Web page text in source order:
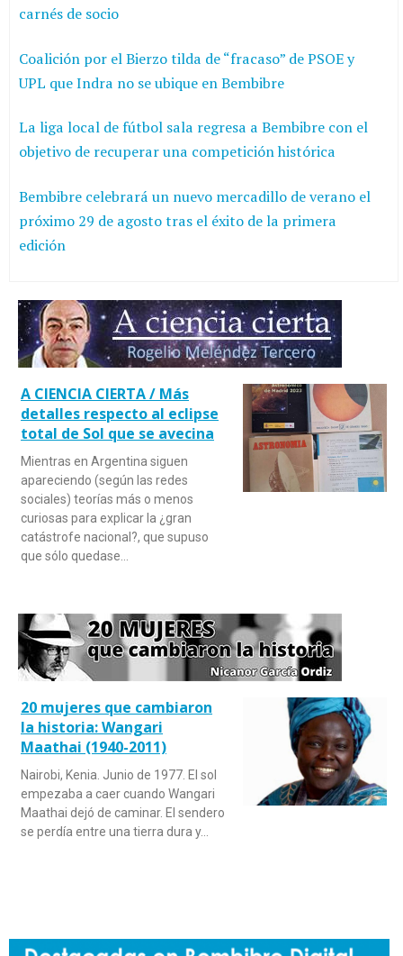
carnés de socio
Coalición por el Bierzo tilda de “fracaso” de PSOE y
UPL que Indra no se ubique en Bembibre
La liga local de fútbol sala regresa a Bembibre con el
objetivo de recuperar una competición histórica
Bembibre celebrará un nuevo mercadillo de verano el
próximo 29 de agosto tras el éxito de la primera
edición
A CIENCIA CIERTA / Más
detalles respecto al eclipse
total de Sol que se avecina
Mientras en Argentina siguen
apareciendo (según las redes
sociales) teorías más o menos
curiosas para explicar la ¿gran
catástrofe nacional?, que supuso
que sólo quedase…
20 mujeres que cambiaron
la historia: Wangari
Maathai (1940-2011)
Nairobi, Kenia. Junio de 1977. El sol
empezaba a caer cuando Wangari
Maathai dejó de caminar. El sendero
se perdía entre una tierra dura y…